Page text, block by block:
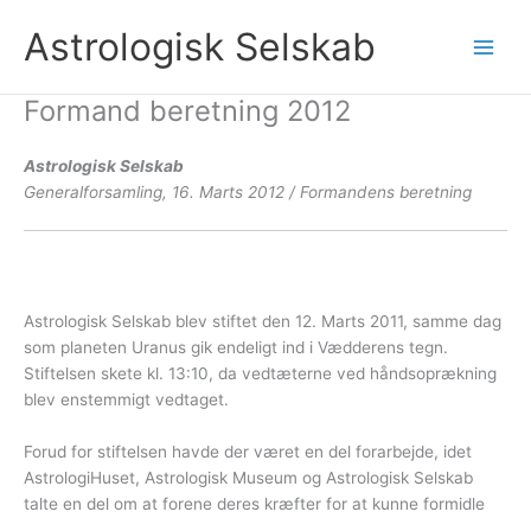
indholdet
Astrologisk Selskab
Formand beretning 2012
Astrologisk Selskab
Generalforsamling, 16. Marts 2012 / Formandens beretning
Astrologisk Selskab blev stiftet den 12. Marts 2011, samme dag
som planeten Uranus gik endeligt ind i Vædderens tegn.
Stiftelsen skete kl. 13:10, da vedtæterne ved håndsoprækning
blev enstemmigt vedtaget.
Forud for stiftelsen havde der været en del forarbejde, idet
AstrologiHuset, Astrologisk Museum og Astrologisk Selskab
talte en del om at forene deres kræfter for at kunne formidle